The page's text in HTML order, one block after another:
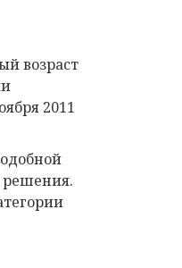
возраст
2011
решения.